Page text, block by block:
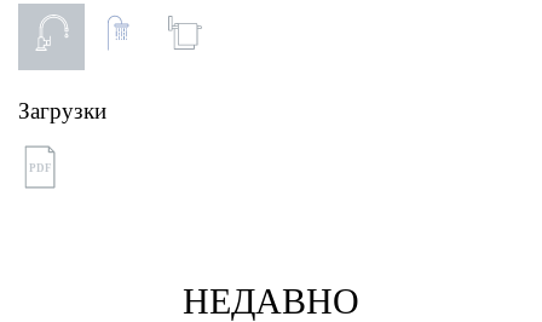
Загрузки
PDF
НЕДАВНО